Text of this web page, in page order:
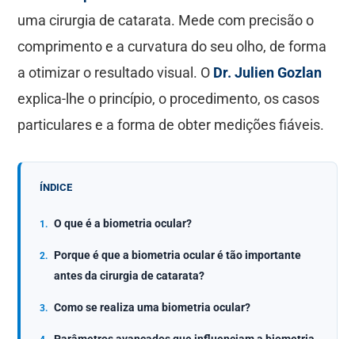
uma cirurgia de catarata. Mede com precisão o
comprimento e a curvatura do seu olho, de forma
a otimizar o resultado visual. O Dr. Julien Gozlan
explica-lhe o princípio, o procedimento, os casos
particulares e a forma de obter medições fiáveis.
ÍNDICE
O que é a biometria ocular?
Porque é que a biometria ocular é tão importante
antes da cirurgia de catarata?
Como se realiza uma biometria ocular?